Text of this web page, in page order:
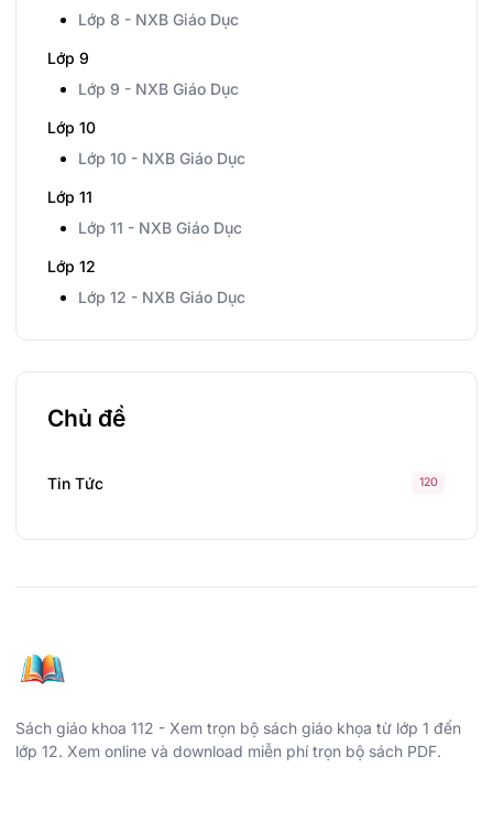
Lớp 8 - NXB Giáo Dục
Lớp 9
Lớp 9 - NXB Giáo Dục
Lớp 10
Lớp 10 - NXB Giáo Dục
Lớp 11
Lớp 11 - NXB Giáo Dục
Lớp 12
Lớp 12 - NXB Giáo Dục
Chủ đề
Tin Tức 120
Sách giáo khoa 112 - Xem trọn bộ sách giáo khọa từ lớp 1 đến
lớp 12. Xem online và download miễn phí trọn bộ sách PDF.